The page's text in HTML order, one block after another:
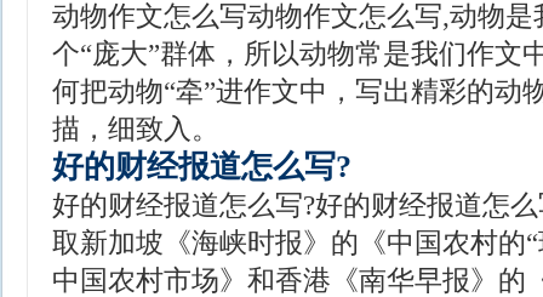
动物作文怎么写动物作文怎么写,动物
个“庞大”群体，所以动物常是我们作文
何把动物“牵”进作文中，写出精彩的动
描，细致入。
好的财经报道怎么写?
好的财经报道怎么写?好的财经报道怎
取新加坡《海峡时报》的《中国农村的
中国农村市场》和香港《南华早报》的